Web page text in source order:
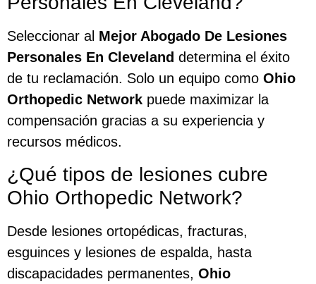
Seleccionar al Mejor Abogado De Lesiones
Personales En Cleveland determina el éxito
de tu reclamación. Solo un equipo como Ohio
Orthopedic Network puede maximizar la
compensación gracias a su experiencia y
recursos médicos.
¿Qué tipos de lesiones cubre
Ohio Orthopedic Network?
Desde lesiones ortopédicas, fracturas,
esguinces y lesiones de espalda, hasta
discapacidades permanentes, Ohio